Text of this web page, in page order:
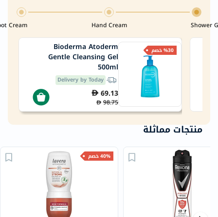
Shower
Hand Cream
Cream
%30 خصم Bioderma Atoderm
Gentle Cleansing Gel
500ml
Delivery by Today
69.13
98.75
منتجات مماثلة
40% خصم